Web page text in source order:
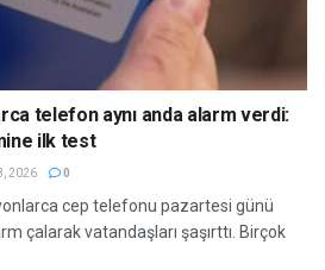
telefon aynı anda alarm verdi:
ilk test
2026 0
cep telefonu pazartesi günü
çalarak vatandaşları şaşırttı. Birçok